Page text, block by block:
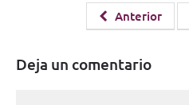
Anterior
Deja un comentario